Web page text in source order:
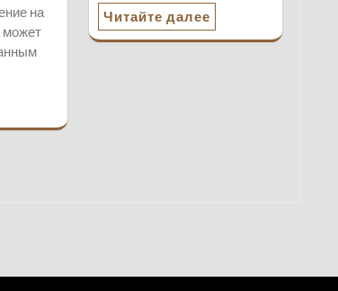
на
может
Читайте далее